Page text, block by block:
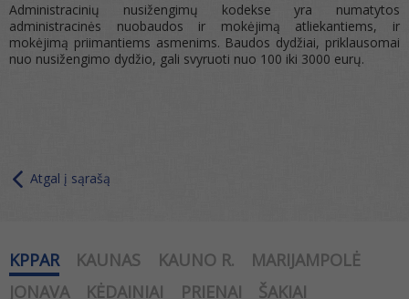
Administracinių nusižengimų kodekse yra numatytos
administracinės nuobaudos ir mokėjimą atliekantiems, ir
mokėjimą priimantiems asmenims. Baudos dydžiai, priklausomai
nuo nusižengimo dydžio, gali svyruoti nuo 100 iki 3000 eurų.
Atgal į sąrašą
KPPAR KAUNAS KAUNO R.
MARIJAMPOLĖ
JONAVA
KĖDAINIAI PRIENAI
ŠAKIAI